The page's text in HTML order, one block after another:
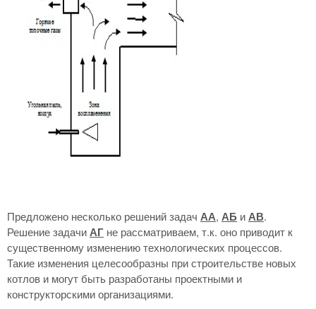
Предложено несколько решений задач АА, АБ иАВ.
Решение задачиАГ не рассматриваем, т.к. оно приводит к
существенному изменению технологических процессов.
Такие изменения целесообразны при строительстве новых
котлов и могут быть разработаны проектными и
конструкторскими организациями.